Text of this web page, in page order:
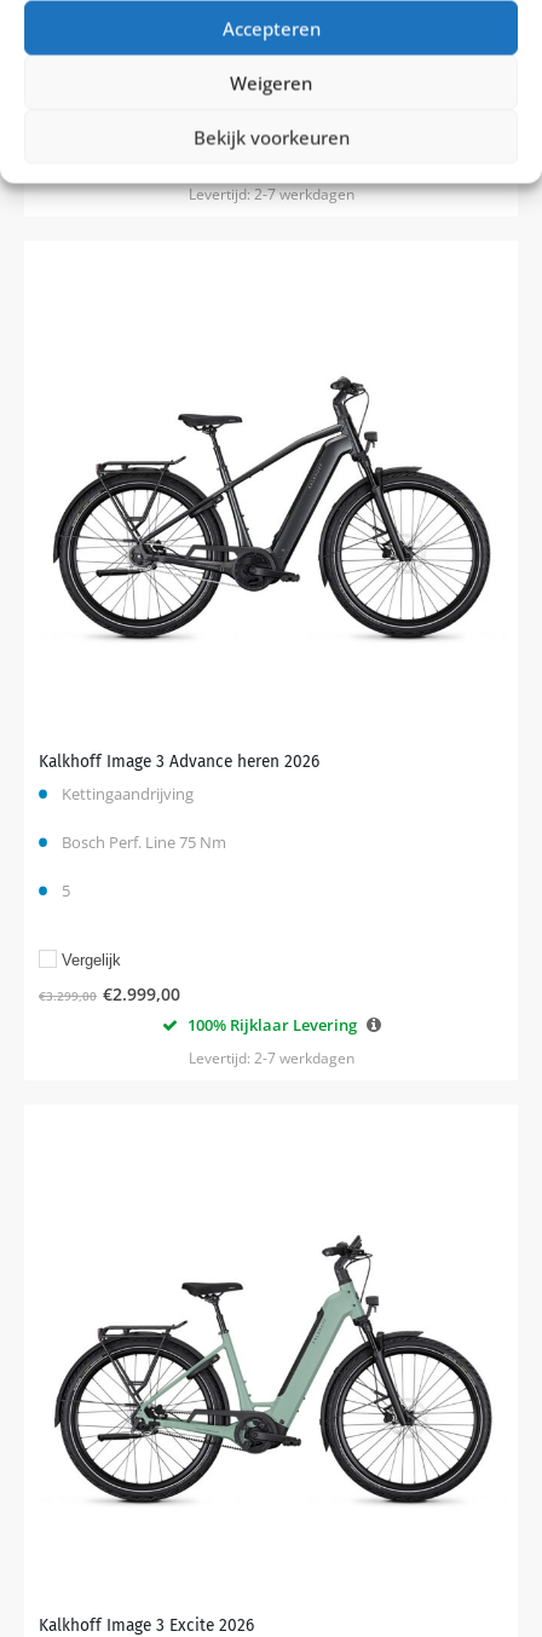
Accepteren
Weigeren
Bekijk voorkeuren
Levertijd: 2-7 werkdagen
Kalkhoff Image 3 Advance heren 2026
100% Rijklaar Levering
Levertijd: 2-7 werkdagen
Kettingaandrijving
Bosch Perf. Line 75 Nm
5
€3.299,00 €2.999,00
Vergelijk
Kalkhoff Image 3 Excite 2026